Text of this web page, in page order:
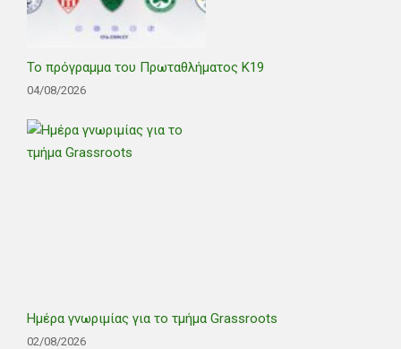
Το πρόγραμμα του Πρωταθλήματος Κ19
04/08/2026
Ημέρα γνωριμίας για το τμήμα Grassroots
02/08/2026